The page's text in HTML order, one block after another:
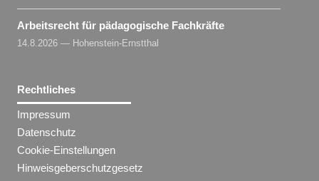
Arbeitsrecht für pädagogische Fachkräfte
14.8.2026 — Hohenstein-Ernstthal
Rechtliches
Impressum
Datenschutz
Cookie-Einstellungen
Hinweisgeberschutzgesetz